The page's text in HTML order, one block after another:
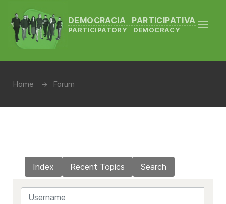
DEMOCRACIA PARTICIPATIVA
PARTICIPATORY DEMOCRACY
Home Forum
Index Recent Topics Search
Username